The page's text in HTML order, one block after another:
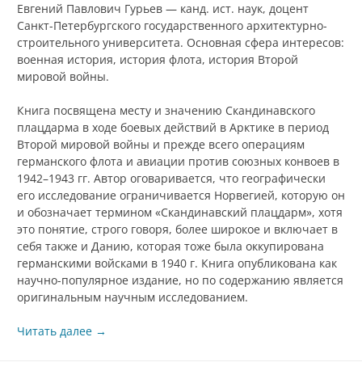
Евгений Павлович Гурьев — канд. ист. наук, доцент
Санкт-Петербургского государственного архитектурно-
строительного университета. Основная сфера интересов:
военная история, история флота, история Второй
мировой войны.
Книга посвящена месту и значению Скандинавского
плацдарма в ходе боевых действий в Арктике в период
Второй мировой войны и прежде всего операциям
германского флота и авиации против союзных конвоев в
1942–1943 гг. Автор оговаривается, что географически
его исследование ограничивается Норвегией, которую он
и обозначает термином «Скандинавский плацдарм», хотя
это понятие, строго говоря, более широкое и включает в
себя также и Данию, которая тоже была оккупирована
германскими войсками в 1940 г. Книга опубликована как
научно-популярное издание, но по содержанию является
оригинальным научным исследованием.
Читать далее →